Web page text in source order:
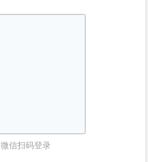
微信扫码登录